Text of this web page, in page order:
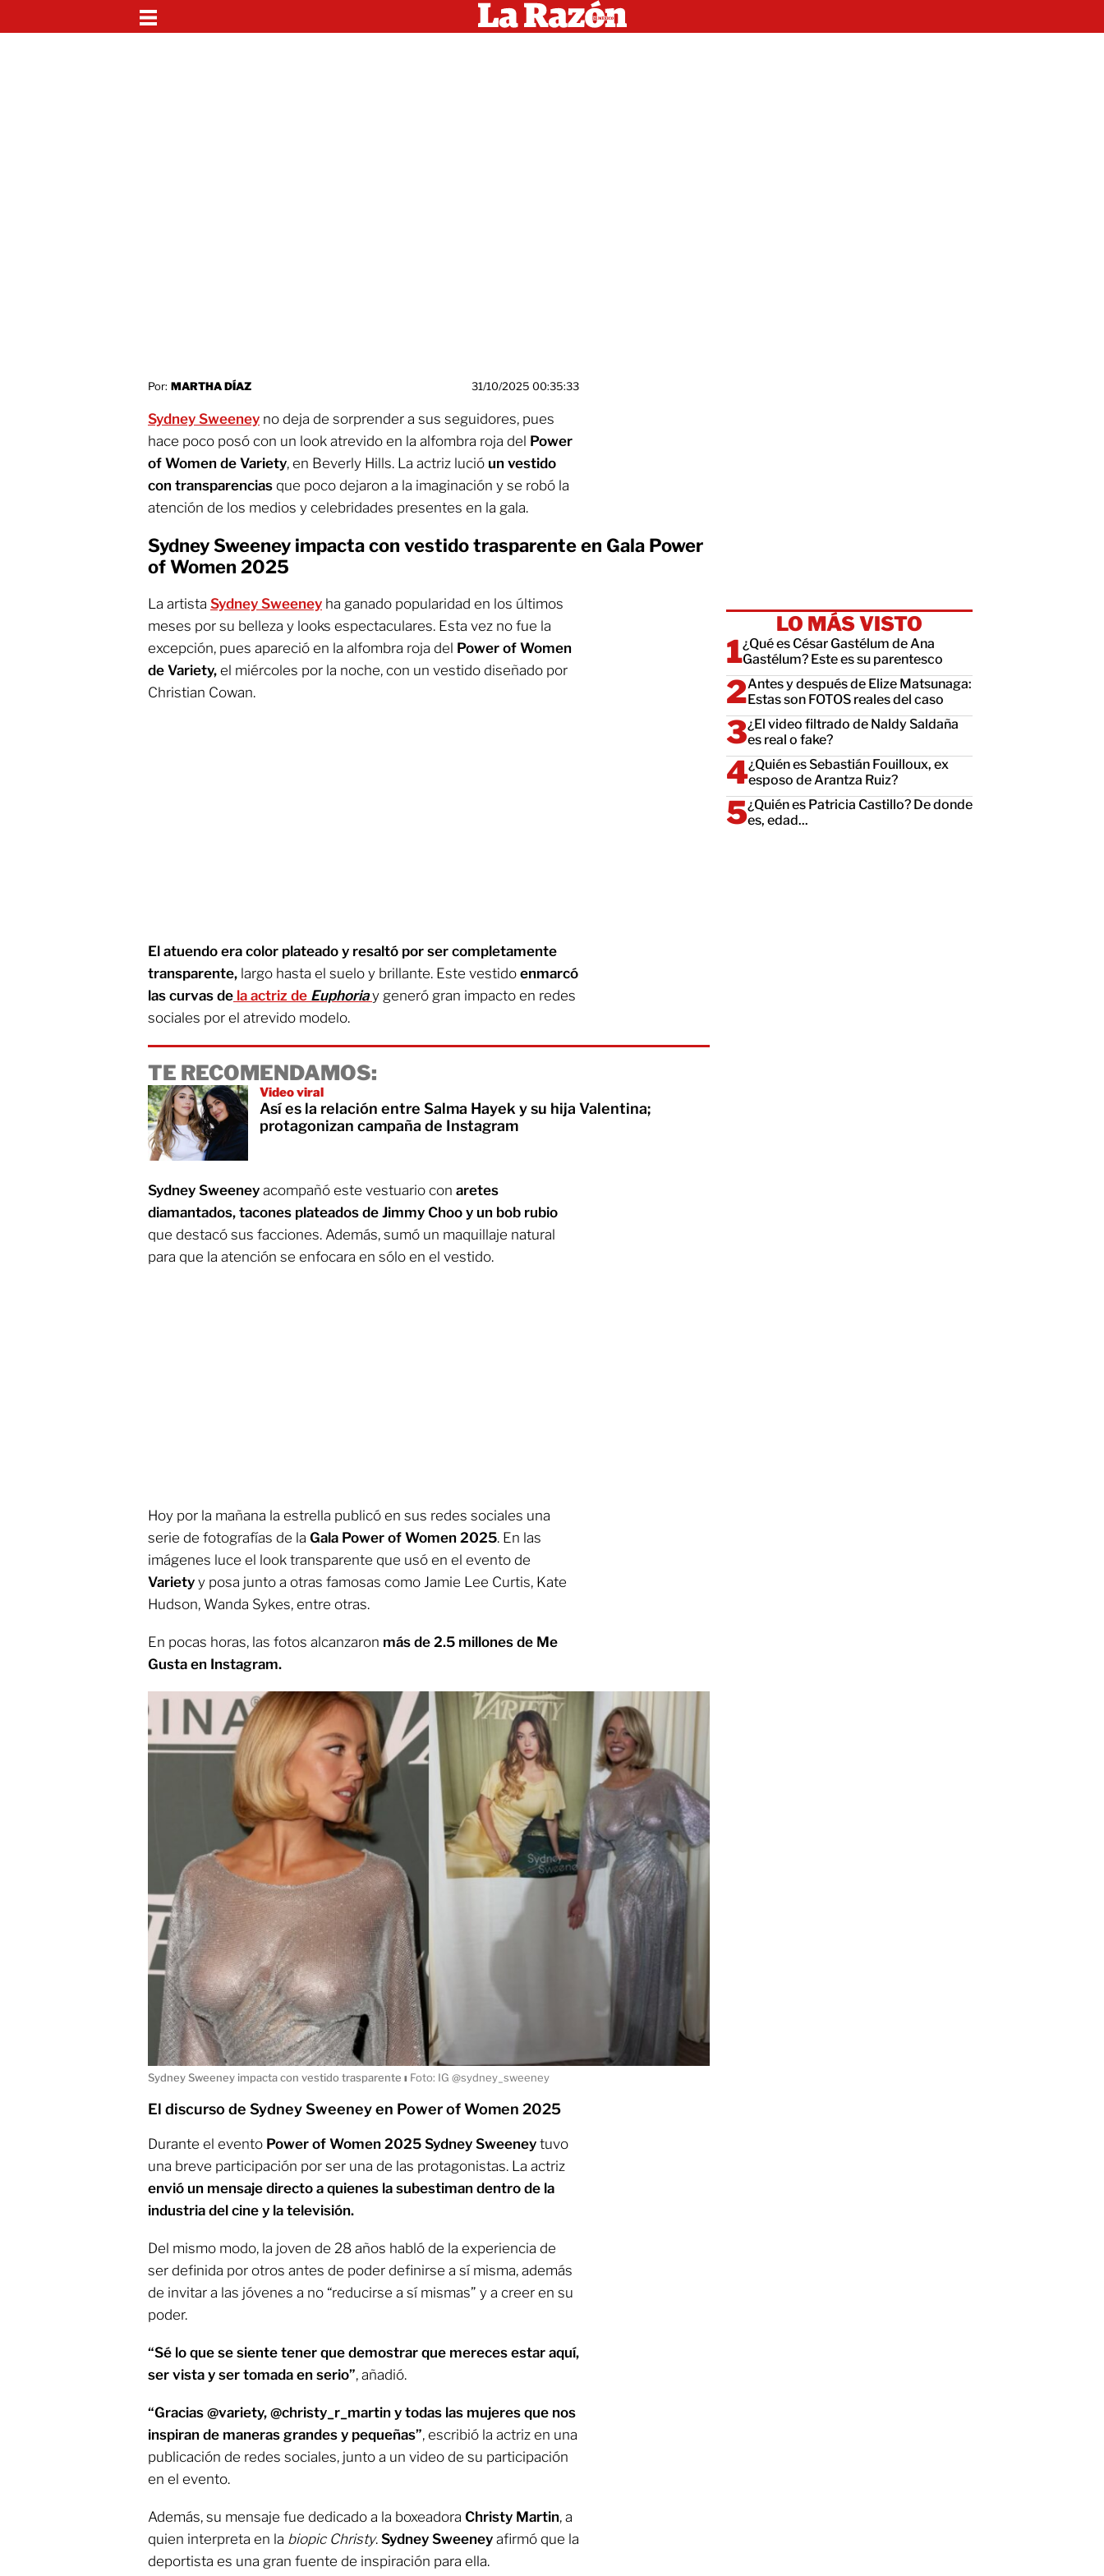
Por: MARTHA DÍAZ 31/10/2025 00:35:33
Sydney Sweeney no deja de sorprender a sus seguidores, pues
hace poco posó con un look atrevido en la alfombra roja del Power
of Women de Variety, en Beverly Hills. La actriz lució un vestido
con transparencias que poco dejaron a la imaginación y se robó la
atención de los medios y celebridades presentes en la gala.
Sydney Sweeney impacta con vestido trasparente en Gala Power
of Women 2025
La artista Sydney Sweeney ha ganado popularidad en los últimos
meses por su belleza y looks espectaculares. Esta vez no fue la
excepción, pues apareció en la alfombra roja del Power of Women
de Variety, el miércoles por la noche, con un vestido diseñado por
Christian Cowan.
El atuendo era color plateado y resaltó por ser completamente
transparente, largo hasta el suelo y brillante. Este vestido enmarcó
las curvas de la actriz de Euphoria y generó gran impacto en redes
sociales por el atrevido modelo.
TE RECOMENDAMOS:
Video viral
Así es la relación entre Salma Hayek y su hija Valentina;
protagonizan campaña de Instagram
Sydney Sweeney acompañó este vestuario con aretes
diamantados, tacones plateados de Jimmy Choo y un bob rubio
que destacó sus facciones. Además, sumó un maquillaje natural
para que la atención se enfocara en sólo en el vestido.
Hoy por la mañana la estrella publicó en sus redes sociales una
serie de fotografías de la Gala Power of Women 2025. En las
imágenes luce el look transparente que usó en el evento de
Variety y posa junto a otras famosas como Jamie Lee Curtis, Kate
Hudson, Wanda Sykes, entre otras.
En pocas horas, las fotos alcanzaron más de 2.5 millones de Me
Gusta en Instagram.
Sydney Sweeney impacta con vestido trasparente ı Foto: IG @sydney_sweeney
El discurso de Sydney Sweeney en Power of Women 2025
Durante el evento Power of Women 2025 Sydney Sweeney tuvo
una breve participación por ser una de las protagonistas. La actriz
envió un mensaje directo a quienes la subestiman dentro de la
industria del cine y la televisión.
Del mismo modo, la joven de 28 años habló de la experiencia de
ser definida por otros antes de poder definirse a sí misma, además
de invitar a las jóvenes a no “reducirse a sí mismas” y a creer en su
poder.
“Sé lo que se siente tener que demostrar que mereces estar aquí,
ser vista y ser tomada en serio”, añadió.
“Gracias @variety, @christy_r_martin y todas las mujeres que nos
inspiran de maneras grandes y pequeñas”, escribió la actriz en una
publicación de redes sociales, junto a un video de su participación
en el evento.
Además, su mensaje fue dedicado a la boxeadora Christy Martin, a
quien interpreta en la biopic Christy. Sydney Sweeney afirmó que la
deportista es una gran fuente de inspiración para ella.
LO MÁS VISTO
¿Qué es César Gastélum de Ana
Gastélum? Este es su parentesco
Antes y después de Elize Matsunaga:
Estas son FOTOS reales del caso
¿El video filtrado de Naldy Saldaña
es real o fake?
¿Quién es Sebastián Fouilloux, ex
esposo de Arantza Ruiz?
¿Quién es Patricia Castillo? De donde
es, edad...